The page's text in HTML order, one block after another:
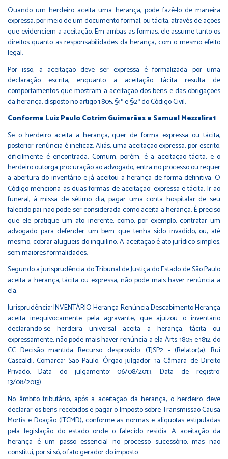
Quando um herdeiro aceita uma herança, pode fazê-lo de maneira
expressa, por meio de um documento formal, ou tácita, através de ações
que evidenciem a aceitação. Em ambas as formas, ele assume tanto os
direitos quanto as responsabilidades da herança, com o mesmo efeito
legal.
Por isso, a aceitação deve ser expressa é formalizada por uma
declaração escrita, enquanto a aceitação tácita resulta de
comportamentos que mostram a aceitação dos bens e das obrigações
da herança, disposto no artigo 1.805, §1º e §2º do Código Civil.
Conforme Luiz Paulo Cotrim Guimarães e Samuel Mezzalira1
Se o herdeiro aceita a herança, quer de forma expressa ou tácita,
posterior renúncia é ineficaz. Aliás, uma aceitação expressa, por escrito,
dificilmente é encontrada. Comum, porém, é a aceitação tácita, e o
herdeiro outorga procuração ao advogado, entra no processo ou requer
a abertura do inventário e já aceitou a herança de forma definitiva. O
Código menciona as duas formas de aceitação: expressa e tácita. Ir ao
funeral, à missa de sétimo dia, pagar uma conta hospitalar de seu
falecido pai não pode ser considerada como aceita a herança. É preciso
que ele pratique um ato inerente, como, por exemplo, contratar um
advogado para defender um bem que tenha sido invadido, ou, até
mesmo, cobrar alugueis do inquilino. A aceitação é ato jurídico simples,
sem maiores formalidades.
Segundo a jurisprudência do Tribunal de Justiça do Estado de São Paulo
aceita a herança, tácita ou expressa, não pode mais haver renúncia a
ela.
Jurisprudência: INVENTÁRIO Herança Renúncia Descabimento Herança
aceita inequivocamente pela agravante, que ajuizou o inventário
declarando-se herdeira universal aceita a herança, tácita ou
expressamente, não pode mais haver renúncia a ela Arts. 1805 e 1812 do
CC Decisão mantida Recurso desprovido. (TJSP2 - (Relator(a): Rui
Cascaldi; Comarca: São Paulo; Órgão julgador: 1a Câmara de Direito
Privado; Data do julgamento: 06/08/2013; Data de registro:
13/08/2013).
No âmbito tributário, após a aceitação da herança, o herdeiro deve
declarar os bens recebidos e pagar o Imposto sobre Transmissão Causa
Mortis e Doação (ITCMD), conforme as normas e alíquotas estipuladas
pela legislação do estado onde o falecido residia. A aceitação da
herança é um passo essencial no processo sucessório, mas não
constitui, por si só, o fato gerador do imposto.